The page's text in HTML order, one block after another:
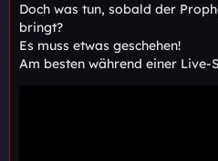
Doch was tun, sobald der
bringt?
Es muss etwas geschehen!
Am besten während einer Live-